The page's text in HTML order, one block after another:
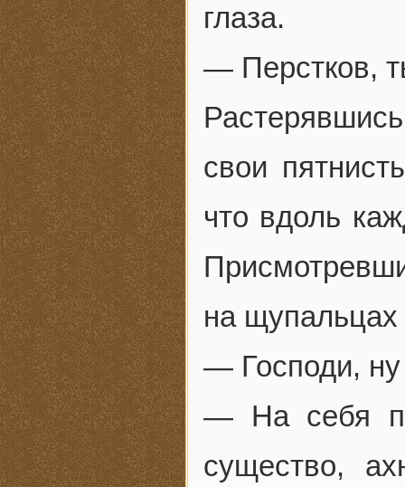
глаза.
— Перстков,
свои
что вдоль
на
— Господи,
— На себя
существо,